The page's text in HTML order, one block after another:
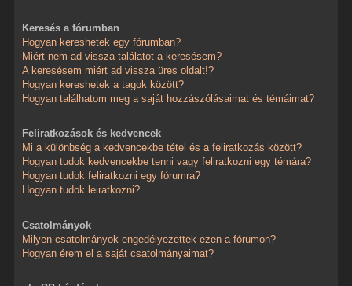
Keresés a fórumban
Hogyan kereshetek egy fórumban?
Miért nem ad vissza találatot a keresésem?
A keresésem miért ad vissza üres oldalt!?
Hogyan kereshetek a tagok között?
Hogyan találhatom meg a saját hozzászólásaimat és témáimat?
Feliratkozások és kedvencek
Mi a különbség a kedvencekbe tétel és a feliratkozás között?
Hogyan tudok kedvencekbe tenni vagy feliratkozni egy témára?
Hogyan tudok feliratkozni egy fórumra?
Hogyan tudok leiratkozni?
Csatolmányok
Milyen csatolmányok engedélyezettek ezen a fórumon?
Hogyan érem el a saját csatolmányaimat?